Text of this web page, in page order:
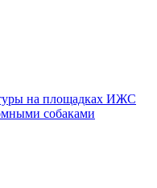
на площадках ИЖС
собаками